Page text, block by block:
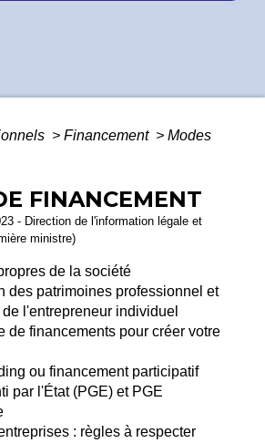
> Financement > Modes
FINANCEMENT
- Direction de l'information légale et
ministre)
de la société
des patrimoines professionnel et
l'entrepreneur individuel
de financements pour créer votre
ou financement participatif
par l'État (PGE) et PGE
: règles à respecter